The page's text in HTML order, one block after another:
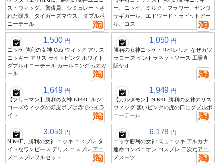
ス・ウィッグ、警備員、シミュレートさ
れた頭皮、タイガーズマウス、ダブルポ
ニーテール
ー、ニッケ、ミルク、フラワー、ヤンウ
サギガール、エドワード・ラビットガー
ル、コス
1,500 円
ニッケ 勝利の女神 Cos ウィッグ アリス
ニッキー アリス ライトピンク ホワイト
ダブルポニーテール カールロングヘアガ
ール
1,050 円
勝利の女神ニッケ・リベレリオ なぜカツ
ラローズ イントラネットソース 工場直
販ヤオ
1,649 円
【フリーマン】勝利の女神 NIKKE ルジ
コーズウィッグの頭皮ボブは赤でハイラ
イト
1,949 円
【カルダモン】NIKKE 勝利の女神アリス
ウィッグ 淡いピンクの虎の口にダブルポ
ニーテール
3,059 円
NIKKE、勝利の女神 ニッキ コスプレ タ
イトなワンピース アリス コスプレ アニ
メコスプレフルセット
6,178 円
ニッケ勝利の女神 同じニッキ アルカナ:
運命コンパニオン コスプレ 二次元アニ
メスーツ